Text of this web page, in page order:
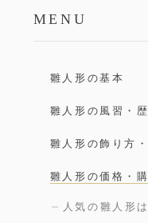
MENU
雛人形の基本
雛人形の風習・
雛人形の飾り方
雛人形の価格・購
人気の雛人形